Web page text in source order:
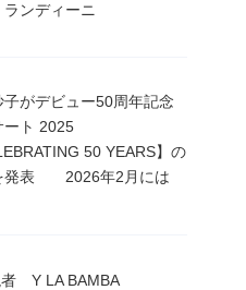
ランディーニ
子がデビュー50周年記念
ート 2025
50 YEARS】の
発表 2026年2月には
者 Y LA BAMBA